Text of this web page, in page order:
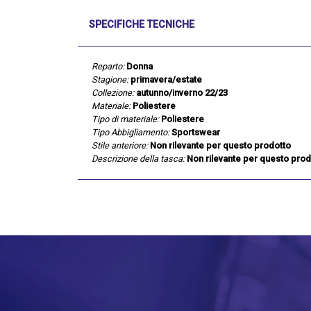
SPECIFICHE TECNICHE
Reparto: Donna
Stagione: primavera/estate
Collezione: autunno/inverno 22/23
Materiale: Poliestere
Tipo di materiale: Poliestere
Tipo Abbigliamento: Sportswear
Stile anteriore: Non rilevante per questo prodotto
Descrizione della tasca: Non rilevante per questo